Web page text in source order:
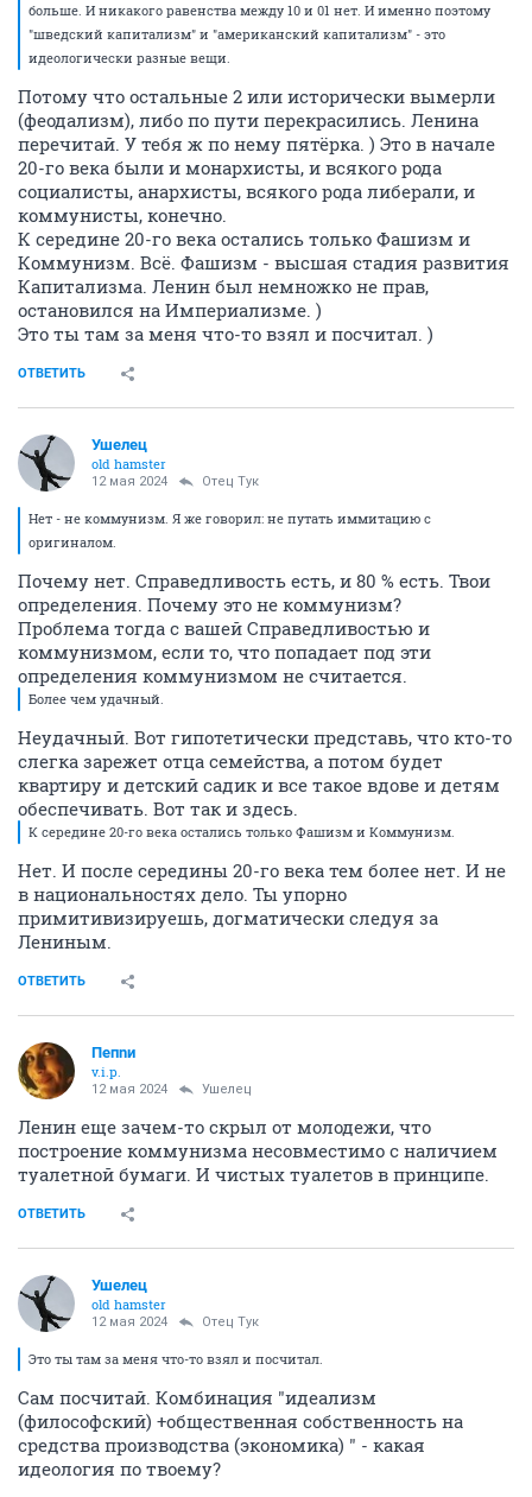
больше. И никакого равенства между 10 и 01 нет. И именно поэтому
"шведский капитализм" и "американский капитализм" - это
идеологически разные вещи.
Потому что остальные 2 или исторически вымерли
(феодализм), либо по пути перекрасились. Ленина
перечитай. У тебя ж по нему пятёрка. ) Это в начале
20-го века были и монархисты, и всякого рода
социалисты, анархисты, всякого рода либерали, и
коммунисты, конечно.
К середине 20-го века остались только Фашизм и
Коммунизм. Всё. Фашизм - высшая стадия развития
Капитализма. Ленин был немножко не прав,
остановился на Империализме. )
Это ты там за меня что-то взял и посчитал. )
ОТВЕТИТЬ
Ушелец
old hamster
12 мая 2024 Отец Тук
Нет - не коммунизм. Я же говорил: не путать иммитацию с
оригиналом.
Почему нет. Справедливость есть, и 80 % есть. Твои
определения. Почему это не коммунизм?
Проблема тогда с вашей Справедливостью и
коммунизмом, если то, что попадает под эти
определения коммунизмом не считается.
Более чем удачный.
Неудачный. Вот гипотетически представь, что кто-то
слегка зарежет отца семейства, а потом будет
квартиру и детский садик и все такое вдове и детям
обеспечивать. Вот так и здесь.
К середине 20-го века остались только Фашизм и Коммунизм.
Нет. И после середины 20-го века тем более нет. И не
в национальностях дело. Ты упорно
примитивизируешь, догматически следуя за
Лениным.
ОТВЕТИТЬ
Пепnи
v.i.p.
12 мая 2024 Ушелец
Ленин еще зачем-то скрыл от молодежи, что
построение коммунизма несовместимо с наличием
туалетной бумаги. И чистых туалетов в принципе.
ОТВЕТИТЬ
Ушелец
old hamster
12 мая 2024 Отец Тук
Это ты там за меня что-то взял и посчитал.
Сам посчитай. Комбинация "идеализм
(философский) +общественная собственность на
средства производства (экономика) " - какая
идеология по твоему?